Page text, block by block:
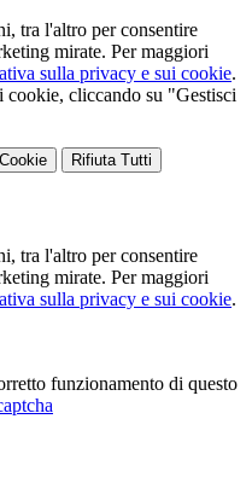
tra l'altro per consentire
mirate. Per maggiori
sulla privacy e sui cookie.
cookie, cliccando su "Gestisci
Rifiuta Tutti
tra l'altro per consentire
mirate. Per maggiori
sulla privacy e sui cookie.
funzionamento di questo